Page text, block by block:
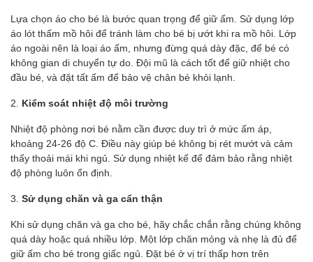
Lựa chọn áo cho bé là bước quan trọng để giữ ấm. Sử dụng lớp
áo lót thấm mồ hôi để tránh làm cho bé bị ướt khi ra mồ hôi. Lớp
áo ngoài nên là loại áo ấm, nhưng đừng quá dày đặc, để bé có
không gian di chuyển tự do. Đội mũ là cách tốt để giữ nhiệt cho
đầu bé, và đặt tất ấm để bảo vệ chân bé khỏi lạnh.
2. Kiểm soát nhiệt độ môi trường
Nhiệt độ phòng nơi bé nằm cần được duy trì ở mức ấm áp,
khoảng 24-26 độ C. Điều này giúp bé không bị rét mướt và cảm
thấy thoải mái khi ngủ. Sử dụng nhiệt kế để đảm bảo rằng nhiệt
độ phòng luôn ổn định.
3. Sử dụng chăn và ga cẩn thận
Khi sử dụng chăn và ga cho bé, hãy chắc chắn rằng chúng không
quá dày hoặc quá nhiều lớp. Một lớp chăn mỏng và nhẹ là đủ để
giữ ấm cho bé trong giấc ngủ. Đặt bé ở vị trí thấp hơn trên